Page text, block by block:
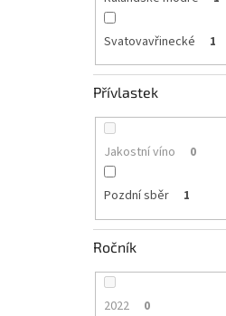
Svatovavřinecké 1
Přívlastek
Jakostní víno 0
Pozdní sběr 1
Ročník
2022 0